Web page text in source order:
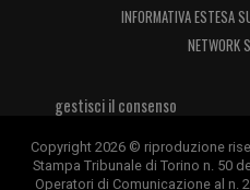
INFORMATIVA ESTESA
NETWORK
gestisci il consenso
Copyright 2026 © riproduzione
Stampa Tribunale di Torino n. 50
Operatori di Comunicazione al n.